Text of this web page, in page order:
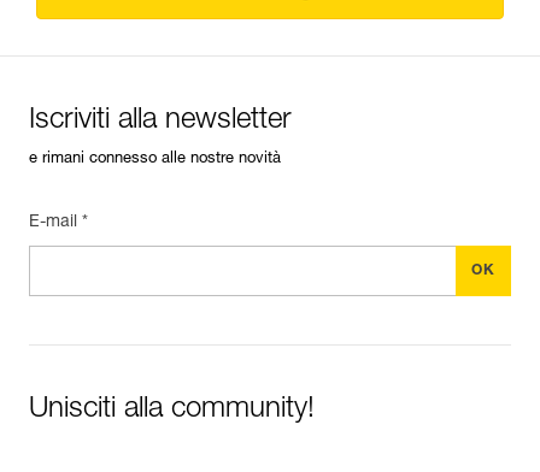
Iscriviti alla newsletter
e rimani connesso alle nostre novità
E-mail *
Unisciti alla community!